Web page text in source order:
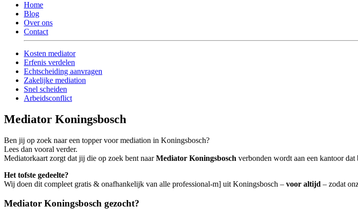
Home
Blog
Over ons
Contact
Kosten mediator
Erfenis verdelen
Echtscheiding aanvragen
Zakelijke mediation
Snel scheiden
Arbeidsconflict
Mediator Koningsbosch
Ben jij op zoek naar een topper voor mediation in Koningsbosch?
Lees dan vooral verder.
Mediatorkaart zorgt dat jij die op zoek bent naarMediator Koningsbosch verbonden wordt aan een kantoor dat
Het tofste gedeelte?
Wij doen dit compleet gratis & onafhankelijk van alle professional-m] uit Koningsbosch – voor altijd – zodat
Mediator Koningsbosch gezocht?